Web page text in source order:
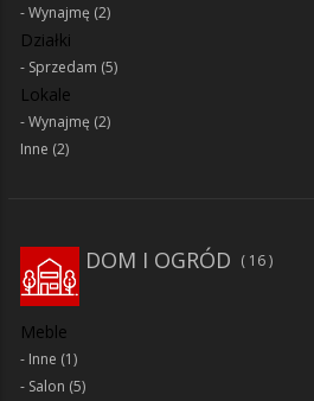
Wynajmę (2)
Działki
Sprzedam (5)
Lokale
Wynajmę (2)
Inne (2)
DOM I OGRÓD 16
Meble
Inne (1)
Salon (5)